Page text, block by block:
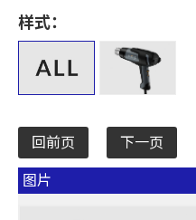
样式：
回前页 下一页
图片